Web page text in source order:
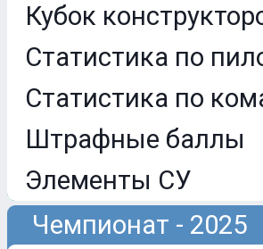
Кубок
Статистика по
Статистика по
Штрафные баллы
Элементы СУ
Чемпионат - 2025